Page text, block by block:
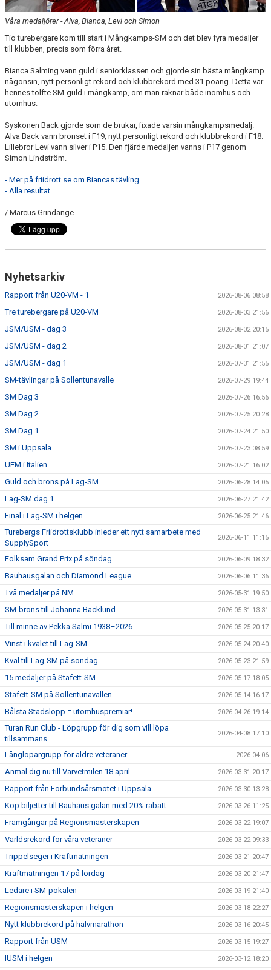
Våra medaljörer - Alva, Bianca, Levi och Simon
Tio turebergare kom till start i Mångkamps-SM och det blev fyra medaljer
till klubben, precis som förra året.
Bianca Salming vann guld i seniorklassen och gjorde sin bästa mångkamp
någonsin, nytt personligt rekord och klubbrekord med 31 poäng. Detta var
hennes tolfte SM-guld i mångkamp, om man räknar både inomhus och
utomhus.
Syskonen Back gjorde som de brukar, fixade varsin mångkampsmedalj.
Alva Back vann bronset i F19, nytt personligt rekord och klubbrekord i F18.
Lillebror Levi vann silver i P15. Den fjärde medaljen vanns i P17 genom
Simon Lindström.
- Mer på friidrott.se om Biancas tävling
- Alla resultat
/ Marcus Grindange
Nyhetsarkiv
Rapport från U20-VM - 1 2026-08-06 08:58
Tre turebergare på U20-VM 2026-08-03 21:56
JSM/USM - dag 3 2026-08-02 20:15
JSM/USM - dag 2 2026-08-01 21:07
JSM/USM - dag 1 2026-07-31 21:55
SM-tävlingar på Sollentunavalle 2026-07-29 19:44
SM Dag 3 2026-07-26 16:56
SM Dag 2 2026-07-25 20:28
SM Dag 1 2026-07-24 21:50
SM i Uppsala 2026-07-23 08:59
UEM i Italien 2026-07-21 16:02
Guld och brons på Lag-SM 2026-06-28 14:05
Lag-SM dag 1 2026-06-27 21:42
Final i Lag-SM i helgen 2026-06-25 21:46
Turebergs Friidrottsklubb inleder ett nytt samarbete med
SupplySport
2026-06-11 11:15
Folksam Grand Prix på söndag. 2026-06-09 18:32
Bauhausgalan och Diamond League 2026-06-06 11:36
Två medaljer på NM 2026-05-31 19:50
SM-brons till Johanna Bäcklund 2026-05-31 13:31
Till minne av Pekka Salmi 1938–2026 2026-05-25 20:17
Vinst i kvalet till Lag-SM 2026-05-24 20:40
Kval till Lag-SM på söndag 2026-05-23 21:59
15 medaljer på Stafett-SM 2026-05-17 18:05
Stafett-SM på Sollentunavallen 2026-05-14 16:17
Bålsta Stadslopp = utomhuspremiär! 2026-04-26 19:14
Turan Run Club - Löpgrupp för dig som vill löpa
tillsammans
2026-04-08 17:10
Långlöpargrupp för äldre veteraner 2026-04-06
Anmäl dig nu till Varvetmilen 18 april 2026-03-31 20:17
Rapport från Förbundsårsmötet i Uppsala 2026-03-30 13:28
Köp biljetter till Bauhaus galan med 20% rabatt 2026-03-26 11:25
Framgångar på Regionsmästerskapen 2026-03-22 19:07
Världsrekord för våra veteraner 2026-03-22 09:33
Trippelseger i Kraftmätningen 2026-03-21 20:47
Kraftmätningen 17 på lördag 2026-03-20 21:47
Ledare i SM-pokalen 2026-03-19 21:40
Regionsmästerskapen i helgen 2026-03-18 22:27
Nytt klubbrekord på halvmarathon 2026-03-16 20:45
Rapport från USM 2026-03-15 19:27
IUSM i helgen 2026-03-12 18:20